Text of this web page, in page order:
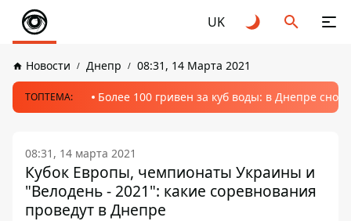
UK
Новости Днепр 08:31, 14 Марта 2021
ТОПТЕМА: Более 100 гривен за куб воды: в Днепре
08:31, 14 марта 2021
Кубок Европы, чемпионаты Украины и
"Велодень - 2021": какие соревнования
проведут в Днепре